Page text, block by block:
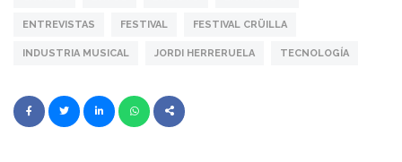
ENTREVISTAS FESTIVAL FESTIVAL CRÜILLA
INDUSTRIA MUSICAL JORDI HERRERUELA TECNOLOGÍA